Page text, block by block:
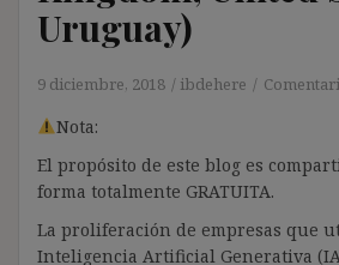
Uruguay)
9 diciembre, 2018 ibdehere
Nota:
El propósito de este blog es
forma totalmente GRATUITA.
La proliferación de empresas que
Inteligencia Artificial Generativa